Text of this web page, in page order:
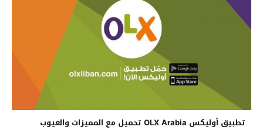
تطبيق أوليكس OLX Arabia تحميل مع المميزات والعيوب